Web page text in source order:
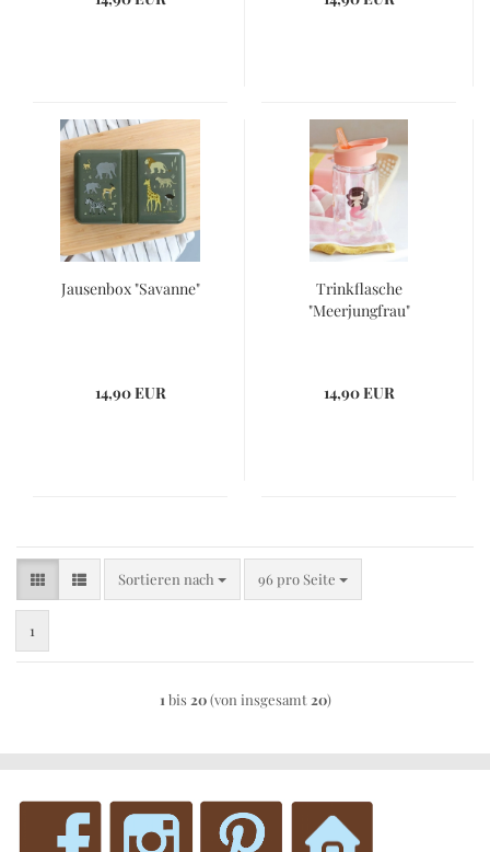
Jausenbox "Savanne"
14,90 EUR
Trinkflasche
"Meerjungfrau"
14,90 EUR
Sortieren nach
Sortieren nach 96 pro Seite
pro Seite
1
1 bis20(von insgesamt20)